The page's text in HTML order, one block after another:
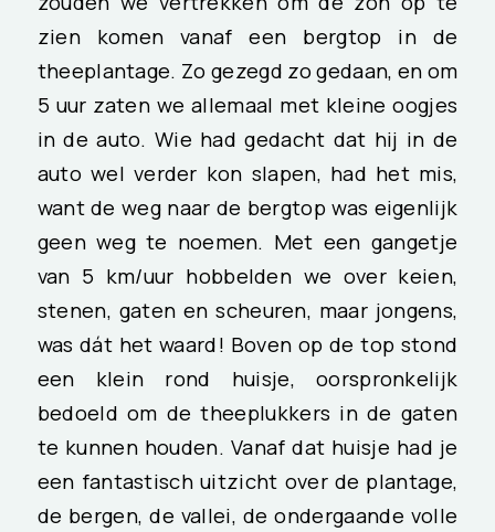
zien komen vanaf een bergtop in de
theeplantage. Zo gezegd zo gedaan, en om
5 uur zaten we allemaal met kleine oogjes
in de auto. Wie had gedacht dat hij in de
auto wel verder kon slapen, had het mis,
want de weg naar de bergtop was eigenlijk
geen weg te noemen. Met een gangetje
van 5 km/uur hobbelden we over keien,
stenen, gaten en scheuren, maar jongens,
was dát het waard! Boven op de top stond
een klein rond huisje, oorspronkelijk
bedoeld om de theeplukkers in de gaten
te kunnen houden. Vanaf dat huisje had je
een fantastisch uitzicht over de plantage,
de bergen, de vallei, de ondergaande volle